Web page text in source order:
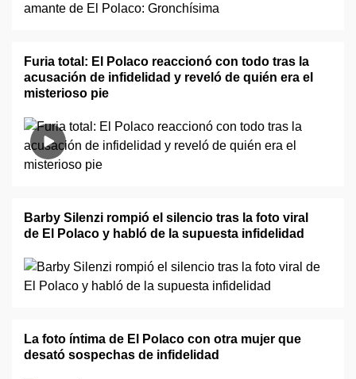
Furia total: El Polaco reaccionó con todo tras la
acusación de infidelidad y reveló de quién era el
misterioso pie
Barby Silenzi rompió el silencio tras la foto viral
de El Polaco y habló de la supuesta infidelidad
La foto íntima de El Polaco con otra mujer que
desató sospechas de infidelidad